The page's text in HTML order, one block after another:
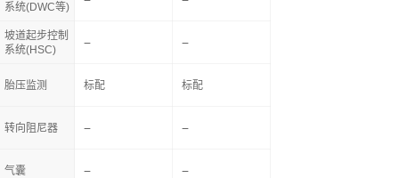
系统(DWC等)
坡道起步控制
系统(HSC)
胎压监测
转向阻尼器
气囊
标配 标配